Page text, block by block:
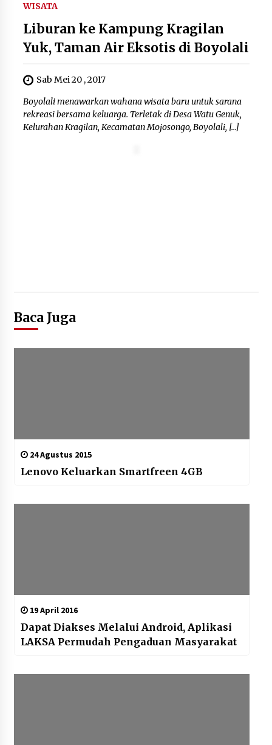
Kelompok 83 Laksanakan
Pendampingan Pembuatan Spanduk
Sebagai Upaya Memperkuat
6 Agustus 2026
WISATA
Liburan ke Kampung Kragilan
Yuk, Taman Air Eksotis di Boyolali
Sab Mei 20 , 2017
Boyolali menawarkan wahana wisata baru untuk sarana
rekreasi bersama keluarga. Terletak di Desa Watu Genuk,
Kelurahan Kragilan, Kecamatan Mojosongo, Boyolali, […]
Baca Juga
24 Agustus 2015
Lenovo Keluarkan Smartfreen 4GB
19 April 2016
Dapat Diakses Melalui Android, Aplikasi
LAKSA Permudah Pengaduan Masyarakat